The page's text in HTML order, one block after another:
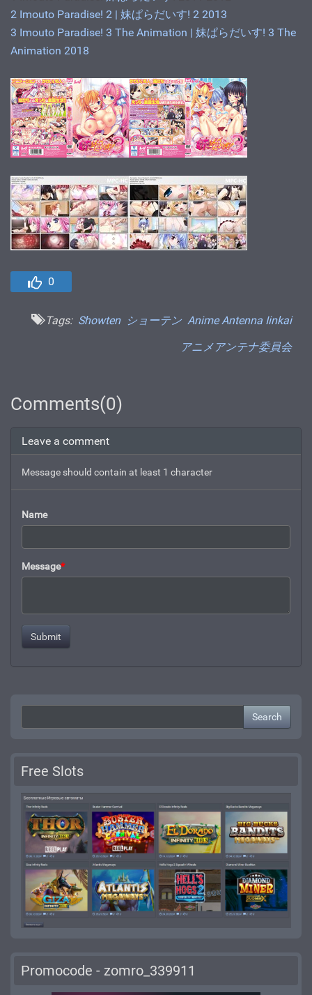
2 Imouto Paradise! 2 | 妹ぱらだいす! 2 2013
3 Imouto Paradise! 3 The Animation | 妹ぱらだいす! 3 The
Animation 2018
0
Tags: Showten ショーテン Anime Antenna Iinkai
アニメアンテナ委員会
Comments(0)
Leave a comment
Message should contain at least 1 character
Name
Message*
Search
Free Slots
Promocode - zomro_339911